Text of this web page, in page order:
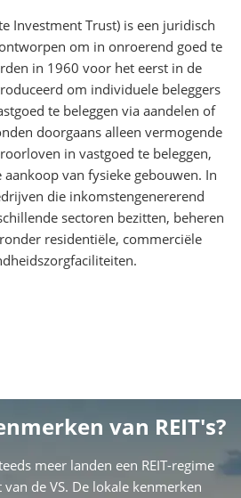
Investment Trust) is een juridisch
om in onroerend goed te
in 1960 voor het eerst in de
om individuele beleggers
te beleggen via aandelen of
doorgaans alleen vermogende
in vastgoed te beleggen,
van fysieke gebouwen. In
die inkomstengenererend
sectoren bezitten, beheren
residentiële, commerciële
van REIT's?
meer landen een REIT-regime
de VS. De lokale kenmerken